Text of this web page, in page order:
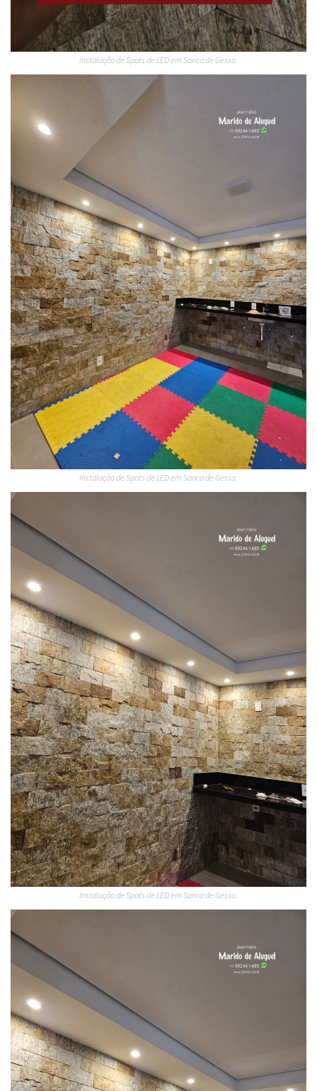
Instalação de Spots de LED em Sanca de Gesso.
Instalação de Spots de LED em Sanca de Gesso.
Instalação de Spots de LED em Sanca de Gesso.